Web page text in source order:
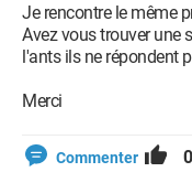
Je rencontre le même
Avez vous trouver une
l'ants ils ne répondent
Merci
Commenter 0